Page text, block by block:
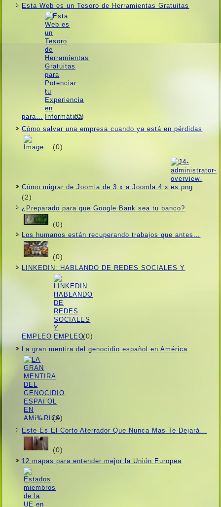
Esta Web es un Tesoro de Herramientas Gratuitas
para… (0)
Cómo salvar una empresa cuando ya está en pérdidas
(0)
Cómo migrar de Joomla de 3.x a Joomla 4.x
(2)
¿Preparado para que Google Bank sea tu banco?
(0)
Los humanos están recuperando trabajos que antes…
(0)
LINKEDIN: HABLANDO DE REDES SOCIALES Y
EMPLEO (0)
La gran mentira del genocidio español en América
(0)
Este Es El Corto Aterrador Que Nunca Mas Te Dejará…
(0)
12 mapas para entender mejor la Unión Europea